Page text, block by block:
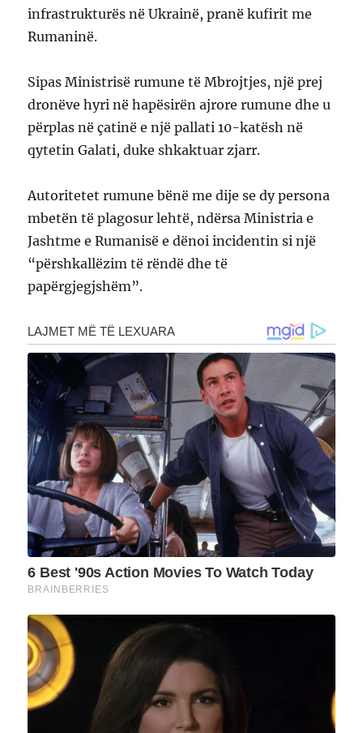
infrastrukturës në Ukrainë, pranë kufirit me
Rumaninë.
Sipas Ministrisë rumune të Mbrojtjes, një prej
dronëve hyri në hapësirën ajrore rumune dhe u
përplas në çatinë e një pallati 10-katësh në
qytetin Galati, duke shkaktuar zjarr.
Autoritetet rumune bënë me dije se dy persona
mbetën të plagosur lehtë, ndërsa Ministria e
Jashtme e Rumanisë e dënoi incidentin si një
“përshkallëzim të rëndë dhe të
papërgjegjshëm”.